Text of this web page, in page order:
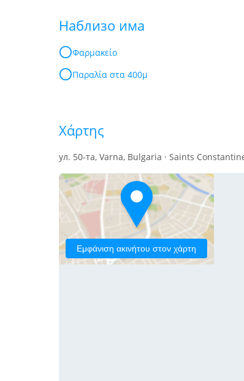
Наблизо има
Φαρμακείο
Παραλία στα 400μ
Χάρτης
ул. 50-та, Varna, Bulgaria · Saints
Εμφάνιση ακινήτου στον χάρτη